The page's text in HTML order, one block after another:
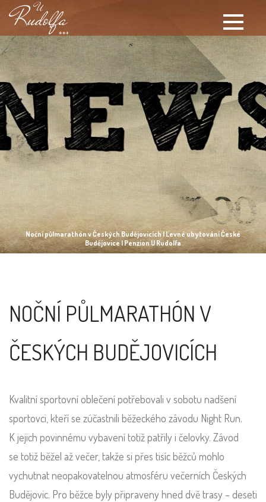
Noční půlmarathón v Českých Budějovicích | Levné ubytování České
Budějovice | Penzion U Rudolfa
NOČNÍ PŮLMARATHÓN V
ČESKÝCH BUDĚJOVICÍCH
Kvalitní sportovní oblečení potřebovali v sobotu nadšení
sportovci, kteří se zúčastnili běžeckého závodu Night Run.
K jejich povinnému vybavení totiž patřily i čelovky. Závod
se totiž běžel až večer, takže si přes tisíc běžců mohlo
vychutnat neopakovatelnou atmosféru večerních Českých
Budějovic. Pro běžce byly připraveny hned dvě trasy – deseti